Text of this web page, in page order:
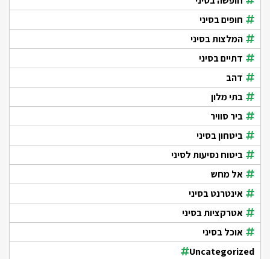
חופים בסיני
המלצות בסיני
דתיים בסיני
דהב
בתי מלון
ביר סוויר
ביטחון בסיני
ביטוח נסיעות לסיני
אל מחש
אינטרנט בסיני
אטרקציות בסיני
אוכל בסיני
Uncategorized